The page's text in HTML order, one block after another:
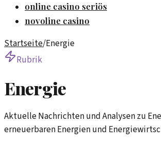
online casino seriös
novoline casino
Startseite/Energie
Rubrik
Energie
Aktuelle Nachrichten und Analysen zu
erneuerbaren Energien und